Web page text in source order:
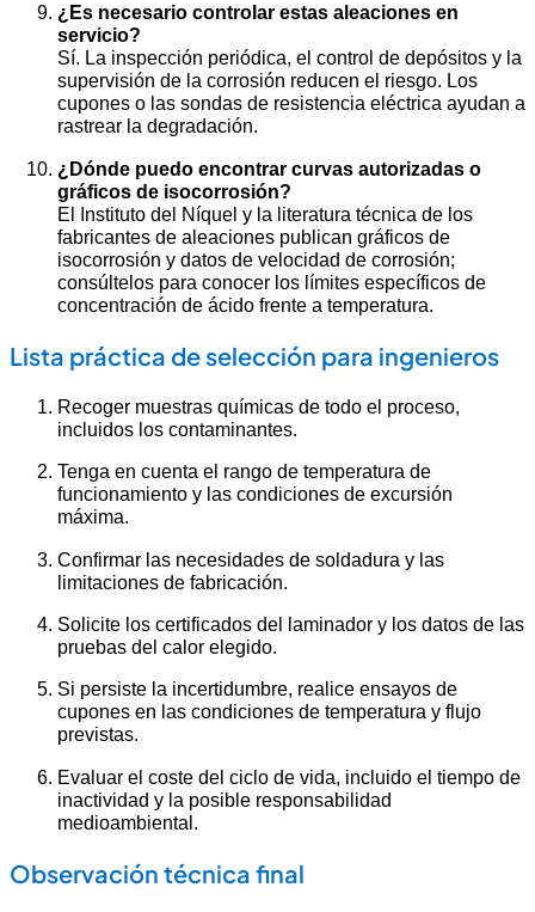
¿Es necesario controlar estas aleaciones en
servicio?
Sí. La inspección periódica, el control de depósitos y la
supervisión de la corrosión reducen el riesgo. Los
cupones o las sondas de resistencia eléctrica ayudan a
rastrear la degradación.
¿Dónde puedo encontrar curvas autorizadas o
gráficos de isocorrosión?
El Instituto del Níquel y la literatura técnica de los
fabricantes de aleaciones publican gráficos de
isocorrosión y datos de velocidad de corrosión;
consúltelos para conocer los límites específicos de
concentración de ácido frente a temperatura.
Lista práctica de selección para ingenieros
Recoger muestras químicas de todo el proceso,
incluidos los contaminantes.
Tenga en cuenta el rango de temperatura de
funcionamiento y las condiciones de excursión
máxima.
Confirmar las necesidades de soldadura y las
limitaciones de fabricación.
Solicite los certificados del laminador y los datos de las
pruebas del calor elegido.
Si persiste la incertidumbre, realice ensayos de
cupones en las condiciones de temperatura y flujo
previstas.
Evaluar el coste del ciclo de vida, incluido el tiempo de
inactividad y la posible responsabilidad
medioambiental.
Observación técnica final